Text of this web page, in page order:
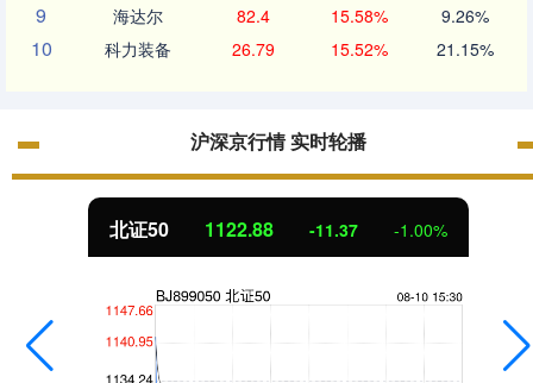
9 海达尔 82.4 15.58% 9.26%
10 科力装备 26.79 15.52% 21.15%
沪深京行情 实时轮播
北证50 1122.88 -11.37 -1.00%